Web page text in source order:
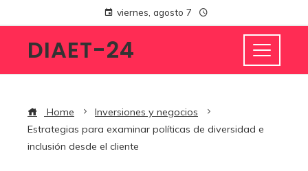
viernes, agosto 7
DIAET-24
Home
Inversiones y negocios
Estrategias para examinar políticas de diversidad e
inclusión desde el cliente